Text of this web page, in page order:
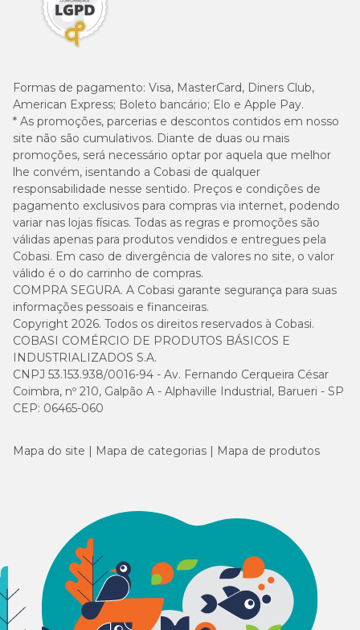
Formas de pagamento: Visa, MasterCard, Diners Club,
American Express; Boleto bancário; Elo e Apple Pay.
* As promoções, parcerias e descontos contidos em nosso
site não são cumulativos. Diante de duas ou mais
promoções, será necessário optar por aquela que melhor
lhe convém, isentando a Cobasi de qualquer
responsabilidade nesse sentido. Preços e condições de
pagamento exclusivos para compras via internet, podendo
variar nas lojas físicas. Todas as regras e promoções são
válidas apenas para produtos vendidos e entregues pela
Cobasi. Em caso de divergência de valores no site, o valor
válido é o do carrinho de compras.
COMPRA SEGURA. A Cobasi garante segurança para suas
informações pessoais e financeiras.
Copyright 2026. Todos os direitos reservados à Cobasi.
COBASI COMÉRCIO DE PRODUTOS BÁSICOS E
INDUSTRIALIZADOS S.A.
CNPJ 53.153.938/0016-94 - Av. Fernando Cerqueira César
Coimbra, nº 210, Galpão A - Alphaville Industrial, Barueri - SP
CEP: 06465-060
Mapa do site Mapa de categorias Mapa de produtos